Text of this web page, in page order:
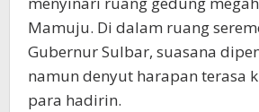
Mamuju. Di dalam ruang
Gubernur Sulbar, suasana
namun denyut harapan terasa
para hadirin.